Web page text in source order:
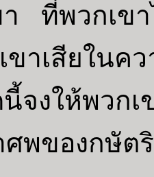
ที่พวกเข
าเสียในคว
งให้พวกเข
ศพของกษัต